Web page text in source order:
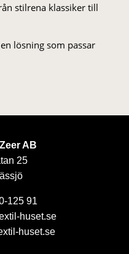
stil­rena klas­siker till
lösning som passar
AB
25
125 91
huset.se
huset.se